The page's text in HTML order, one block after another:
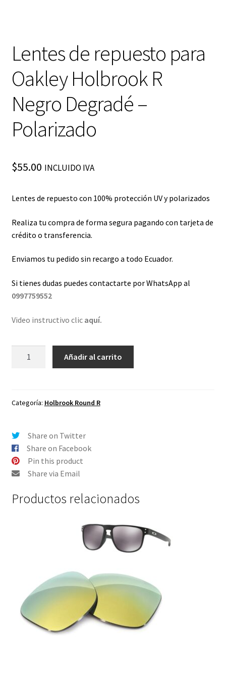
Lentes de repuesto para
Oakley Holbrook R
Negro Degradé –
Polarizado
$55.00 INCLUIDO IVA
Lentes de repuesto con 100% protección UV y polarizados
Realiza tu compra de forma segura pagando con tarjeta de
crédito o transferencia.
Enviamos tu pedido sin recargo a todo Ecuador.
Si tienes dudas puedes contactarte por WhatsApp al
0997759552
Video instructivo clic aquí.
Oakley
Negro
Degradé
-
Polarizado
Añadir al carrito
Categoría: Holbrook Round R
Share on Twitter
Share on Facebook
Pin this product
Share via Email
Productos relacionados